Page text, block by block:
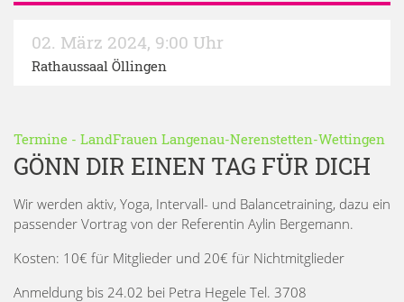
02. März 2024, 9:00 Uhr
Rathaussaal Öllingen
Termine - LandFrauen Langenau-Nerenstetten-Wettingen
GÖNN DIR EINEN TAG FÜR DICH
Wir werden aktiv, Yoga, Intervall- und Balancetraining, dazu ein
passender Vortrag von der Referentin Aylin Bergemann.
Kosten: 10€ für Mitglieder und 20€ für Nichtmitglieder
Anmeldung bis 24.02 bei Petra Hegele Tel. 3708